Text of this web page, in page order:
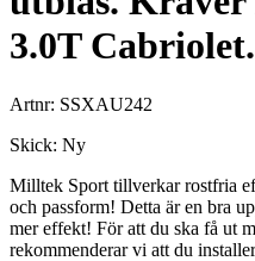
3.0T
Artnr: SSXAU242
Skick: Ny
Milltek Sport tillverkar rostfria
och passform! Detta är en bra
mer effekt! För att du ska få ut
rekommenderar vi att du